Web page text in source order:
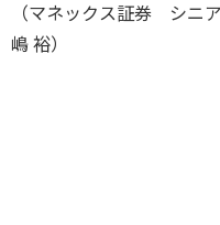
（マネックス証券 シニ
嶋 裕）